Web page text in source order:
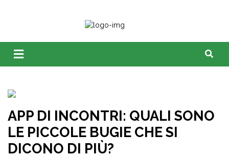
APP DI INCONTRI: QUALI SONO
LE PICCOLE BUGIE CHE SI
DICONO DI PIÙ?